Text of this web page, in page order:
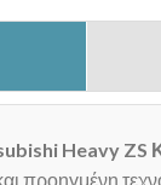
Heavy ZS
προηγμένη